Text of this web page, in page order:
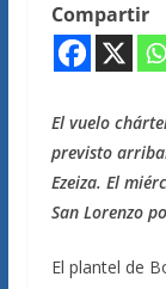
Compartir
El vuelo
previsto
Ezeiza. El
San Lorenzo
El plantel de